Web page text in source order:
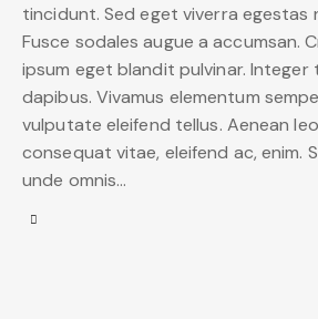
tincidunt. Sed eget viverra egestas
Fusce sodales augue a accumsan.
ipsum eget blandit pulvinar. Integer
dapibus. Vivamus elementum
vulputate eleifend tellus. Aenean
consequat vitae, eleifend ac, enim.
unde omnis…